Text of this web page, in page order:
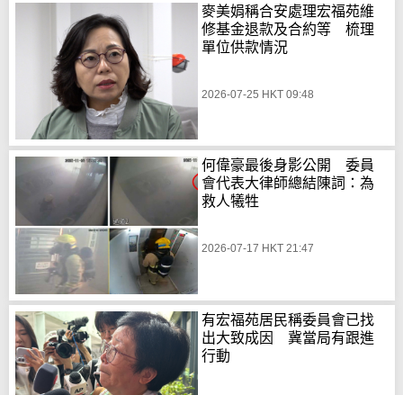
麥美娟稱合安處理宏福苑維
修基金退款及合約等 梳理
單位供款情況
2026-07-25 HKT 09:48
何偉豪最後身影公開 委員
會代表大律師總結陳詞：為
救人犧牲
2026-07-17 HKT 21:47
有宏福苑居民稱委員會已找
出大致成因 冀當局有跟進
行動